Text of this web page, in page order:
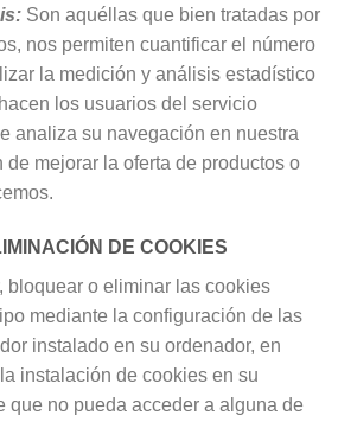
Son aquéllas que bien tratadas por
nos permiten cuantificar el número
la medición y análisis estadístico
los usuarios del servicio
analiza su navegación en nuestra
de mejorar la oferta de productos o
DE COOKIES
bloquear o eliminar las cookies
mediante la configuración de las
instalado en su ordenador, en
instalación de cookies en su
que no pueda acceder a alguna de